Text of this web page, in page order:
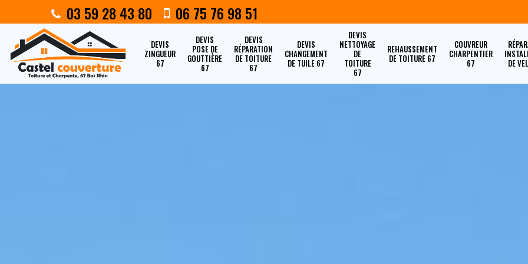
03 59 28 43 80 06 75 76 98 51
DEVIS
ZINGUEUR
67
DEVIS
POSE DE
GOUTTIÈRE
67
DEVIS
RÉPARATION
DE TOITURE
67
DEVIS
CHANGEMENT
DE TUILE 67
DEVIS
NETTOYAGE
DE
TOITURE
67
REHAUSSEMENT
DE TOITURE 67
COUVREUR
CHARPENTIER
67
DE